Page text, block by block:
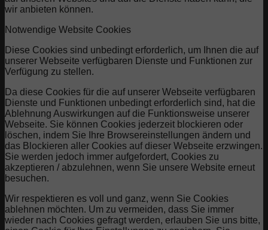
wir anbieten können.
Notwendige Website Cookies
Diese Cookies sind unbedingt erforderlich, um Ihnen die auf
unserer Webseite verfügbaren Dienste und Funktionen zur
Verfügung zu stellen.
Da diese Cookies für die auf unserer Webseite verfügbaren
Dienste und Funktionen unbedingt erforderlich sind, hat die
Ablehnung Auswirkungen auf die Funktionsweise unserer
Webseite. Sie können Cookies jederzeit blockieren oder
löschen, indem Sie Ihre Browsereinstellungen ändern und
das Blockieren aller Cookies auf dieser Webseite erzwingen.
Sie werden jedoch immer aufgefordert, Cookies zu
akzeptieren / abzulehnen, wenn Sie unsere Website erneut
besuchen.
Wir respektieren es voll und ganz, wenn Sie Cookies
ablehnen möchten. Um zu vermeiden, dass Sie immer
wieder nach Cookies gefragt werden, erlauben Sie uns bitte,